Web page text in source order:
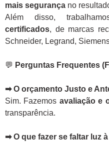
mais segurança no
Além disso,
certificados, de marcas
Schneider, Legrand,
💬 Perguntas Frequentes
➡ O orçamento Justo e
Sim. Fazemos avaliação e
transparência.
➡ O que fazer se faltar luz